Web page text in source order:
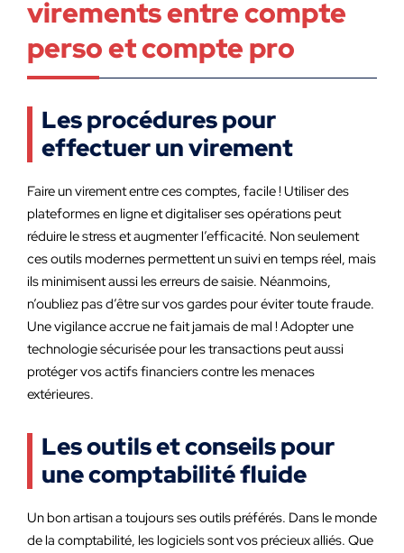
virements entre compte
perso et compte pro
Les procédures pour
effectuer un virement
Faire un virement entre ces comptes, facile ! Utiliser des
plateformes en ligne et digitaliser ses opérations peut
réduire le stress et augmenter l’efficacité. Non seulement
ces outils modernes permettent un suivi en temps réel, mais
ils minimisent aussi les erreurs de saisie. Néanmoins,
n’oubliez pas d’être sur vos gardes pour éviter toute fraude.
Une vigilance accrue ne fait jamais de mal ! Adopter une
technologie sécurisée pour les transactions peut aussi
protéger vos actifs financiers contre les menaces
extérieures.
Les outils et conseils pour
une comptabilité fluide
Un bon artisan a toujours ses outils préférés. Dans le monde
de la comptabilité, les logiciels sont vos précieux alliés. Que